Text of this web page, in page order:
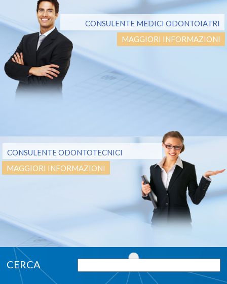
CONSULENTE MEDICI ODONTOIATRI
MAGGIORI INFORMAZIONI
CONSULENTE ODONTOTECNICI
MAGGIORI INFORMAZIONI